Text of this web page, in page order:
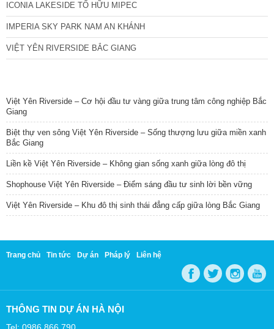
ICONIA LAKESIDE TỐ HỮU MIPEC
IMPERIA SKY PARK NAM AN KHÁNH
VIỆT YÊN RIVERSIDE BẮC GIANG
Việt Yên Riverside – Cơ hội đầu tư vàng giữa trung tâm công nghiệp Bắc
Giang
Biệt thự ven sông Việt Yên Riverside – Sống thượng lưu giữa miền xanh
Bắc Giang
Liền kề Việt Yên Riverside – Không gian sống xanh giữa lòng đô thị
Shophouse Việt Yên Riverside – Điểm sáng đầu tư sinh lời bền vững
Việt Yên Riverside – Khu đô thị sinh thái đẳng cấp giữa lòng Bắc Giang
Trang chủ Tin tức Dự án Pháp lý Liên hệ
THÔNG TIN DỰ ÁN HÀ NỘI